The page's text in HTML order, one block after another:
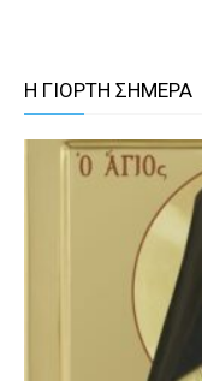
Η ΓΙΟΡΤΗ ΣΗΜΕΡΑ